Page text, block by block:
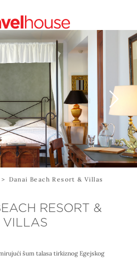
POŠALJITE UPIT
> Danai Beach Resort & Villas
RESORT &
VILLAS
šum talasa tirkiznog Egejskog